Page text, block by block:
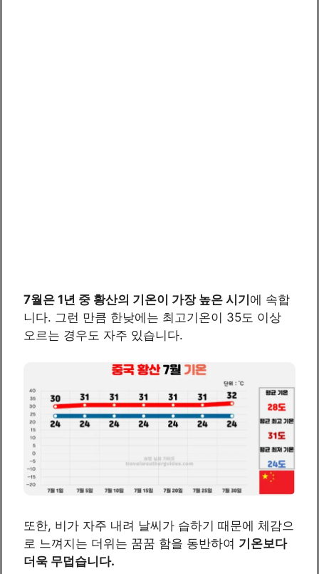
7월은 1년 중 황산의 기온이 가장 높은 시기에 속합
니다. 그런 만큼 한낮에는 최고기온이 35도 이상
오르는 경우도 자주 있습니다.
또한, 비가 자주 내려 날씨가 습하기 때문에 체감으
로 느껴지는 더위는 꿈꿈 함을 동반하여 기온보다
더욱 무덥습니다.